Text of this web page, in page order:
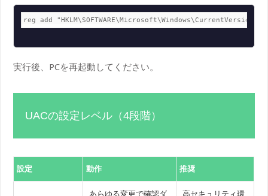
reg add
実行後、PCを再起動してください。
UACの設定レベル（4段階）
設定 動作 推奨
あらゆる変更で確認ダ 高セキュリティ環